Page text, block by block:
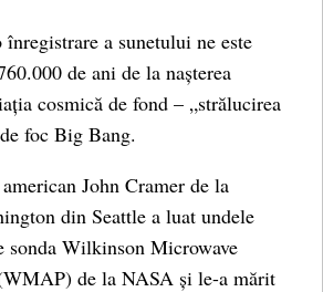
înregistrare a sunetului ne este
de ani de la nașterea
cosmică de fond – „strălucirea
foc Big Bang.
John Cramer de la
din Seattle a luat undele
sonda Wilkinson Microwave
de la NASA și le-a mărit